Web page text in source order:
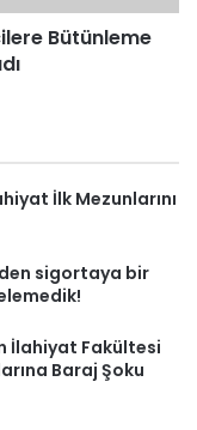
Bütünleme
İlk Mezunlarını
sigortaya bir
İlahiyat Fakültesi
Baraj Şoku